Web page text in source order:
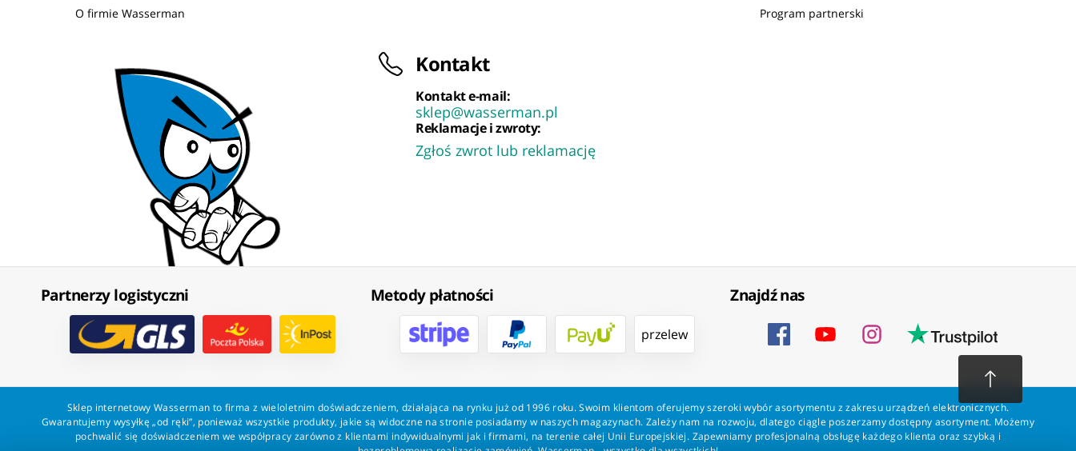
O firmie Wasserman
Program partnerski
Kontakt
Kontakt e-mail:
sklep@wasserman.pl
Reklamacje i zwroty:
Zgłoś zwrot lub reklamację
Partnerzy logistyczni Metody płatności
przelew
Znajdź nas
Sklep internetowy Wasserman to firma z wieloletnim doświadczeniem, działająca na rynku już od 1996 roku. Swoim klientom oferujemy szeroki wybór asortymentu z zakresu urządzeń elektronicznych.
Gwarantujemy wysyłkę „od ręki”, ponieważ wszystkie produkty, jakie są widoczne na stronie posiadamy w naszych magazynach. Zależy nam na rozwoju, dlatego ciągle poszerzamy dostępny asortyment. Możemy
pochwalić się doświadczeniem we współpracy zarówno z klientami indywidualnymi jak i firmami, na terenie całej Unii Europejskiej. Zapewniamy profesjonalną obsługę każdego klienta oraz szybką i